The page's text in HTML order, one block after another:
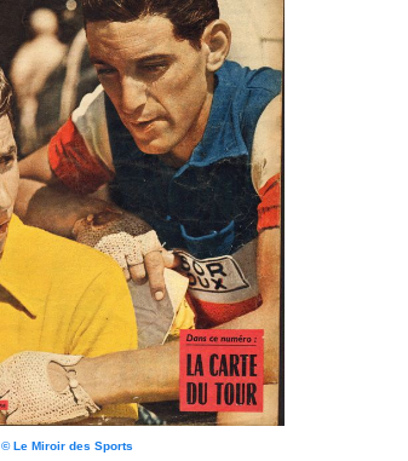
© Le Miroir des Sports